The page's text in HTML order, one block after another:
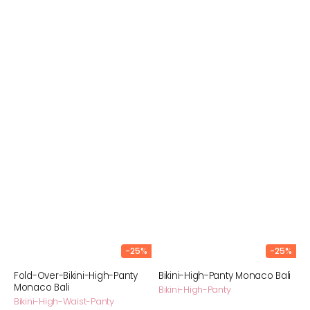
-25%
Fold-Over-Bikini-High-Panty
Monaco Bali
Bikini-High-Waist-Panty
-25%
Bikini-High-Panty Monaco Bali
Bikini-High-Panty